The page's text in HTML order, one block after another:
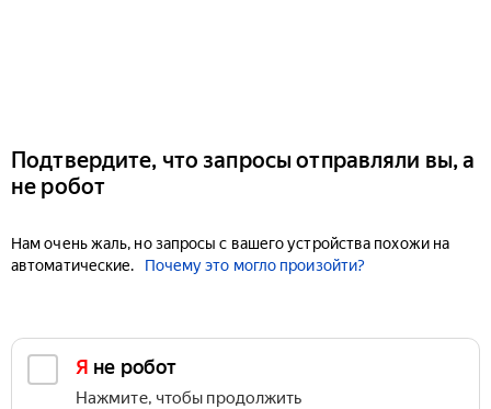
Подтвердите, что запросы отправляли вы, а
не робот
Нам очень жаль, но запросы с вашего устройства похожи на
автоматические.
Почему это могло произойти?
Я не робот
Нажмите, чтобы продолжить